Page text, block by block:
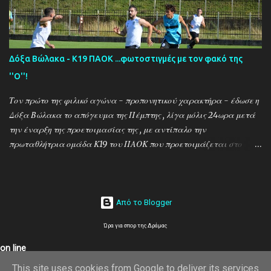
κάνουν οι κ.κ. Σαρακασίδης Βασίλης (προπονητής) , Βαβλιάκης
Χρόνης (τεχνικός διευθυντής) και οι ποδοσφαιριστές Μάριος
Βουτσινάς και Ηλίας Σταμπουλής!
Δόξα Βώλακα - Κ19 ΠΑΟΚ ...φωτοστιγμές με τον φακό της
''Ο''!
Τον πρώτο της φιλικό αγώνα - προπονητικού χαρακτήρα - έδωσε η
Δόξα Βώλακα το απόγευμα της Πέμπτης , λίγα μόλις 24ωρα μετά
την έναρξη της προετοιμασίας της , με αντίπαλο την
πρωταθλήτρια ομάδα Κ19 του ΠΑΟΚ που προετοιμάζεται στο
έχουν ως νέο προπονητή τον Μαροκινό πρώην σταρ του ΠΑΟΚ και
αφού ολοκλήρωσε το πρώτο μέρος των προπονήσεων στη Σουρωτή,
μετακόμισε στη Δράμα όπου θα παραμείνει έως τις 4 Αυγούστου.
Από το Blogger
Ώρα για σπορ της Δράμας
on line
This site uses cookies from Google to deliver its services